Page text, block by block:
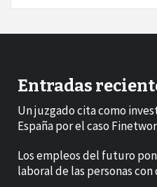
Entradas
Un juzgado cita como
España por el caso
Los empleos del futuro
laboral de las personas